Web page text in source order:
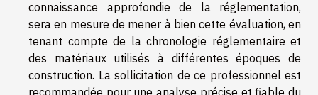
connaissance approfondie de la réglementation,
sera en mesure de mener à bien cette évaluation, en
tenant compte de la chronologie réglementaire et
des matériaux utilisés à différentes époques de
construction. La sollicitation de ce professionnel est
recommandée pour une analyse précise et fiable du